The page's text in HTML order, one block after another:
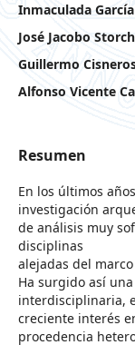
Inmaculada
José Jacobo
Guillermo
Alfonso Vicente
Resumen
En los últimos
investigación
de análisis muy
disciplinas
alejadas del
Ha surgido así
interdisciplinaria,
creciente interés
procedencia